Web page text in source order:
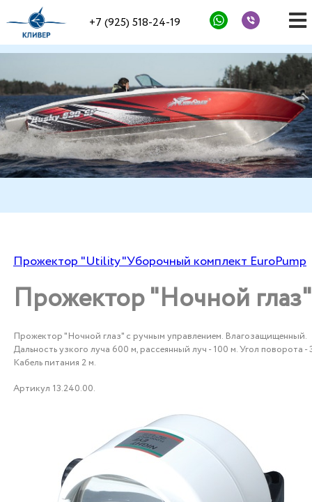
+7 (925) 518-24-19
Прожектор "Utility"Уборочный комплект EuroPump
Прожектор "Ночной глаз"
Прожектор "Ночной глаз" с ручным управлением. Влагозащищенный.
Дальность узкого луча 600 м, рассеянный луч - 100 м. Угол поворота -
Кабель питания 2 м.
Артикул 13.240.00.